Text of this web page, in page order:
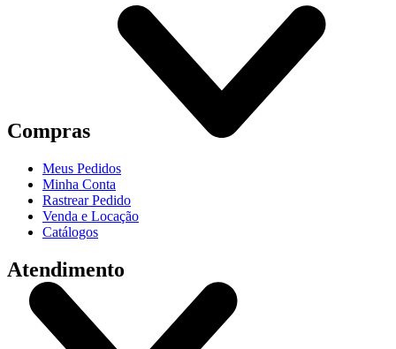
Compras
Meus Pedidos
Minha Conta
Rastrear Pedido
Venda e Locação
Catálogos
Atendimento